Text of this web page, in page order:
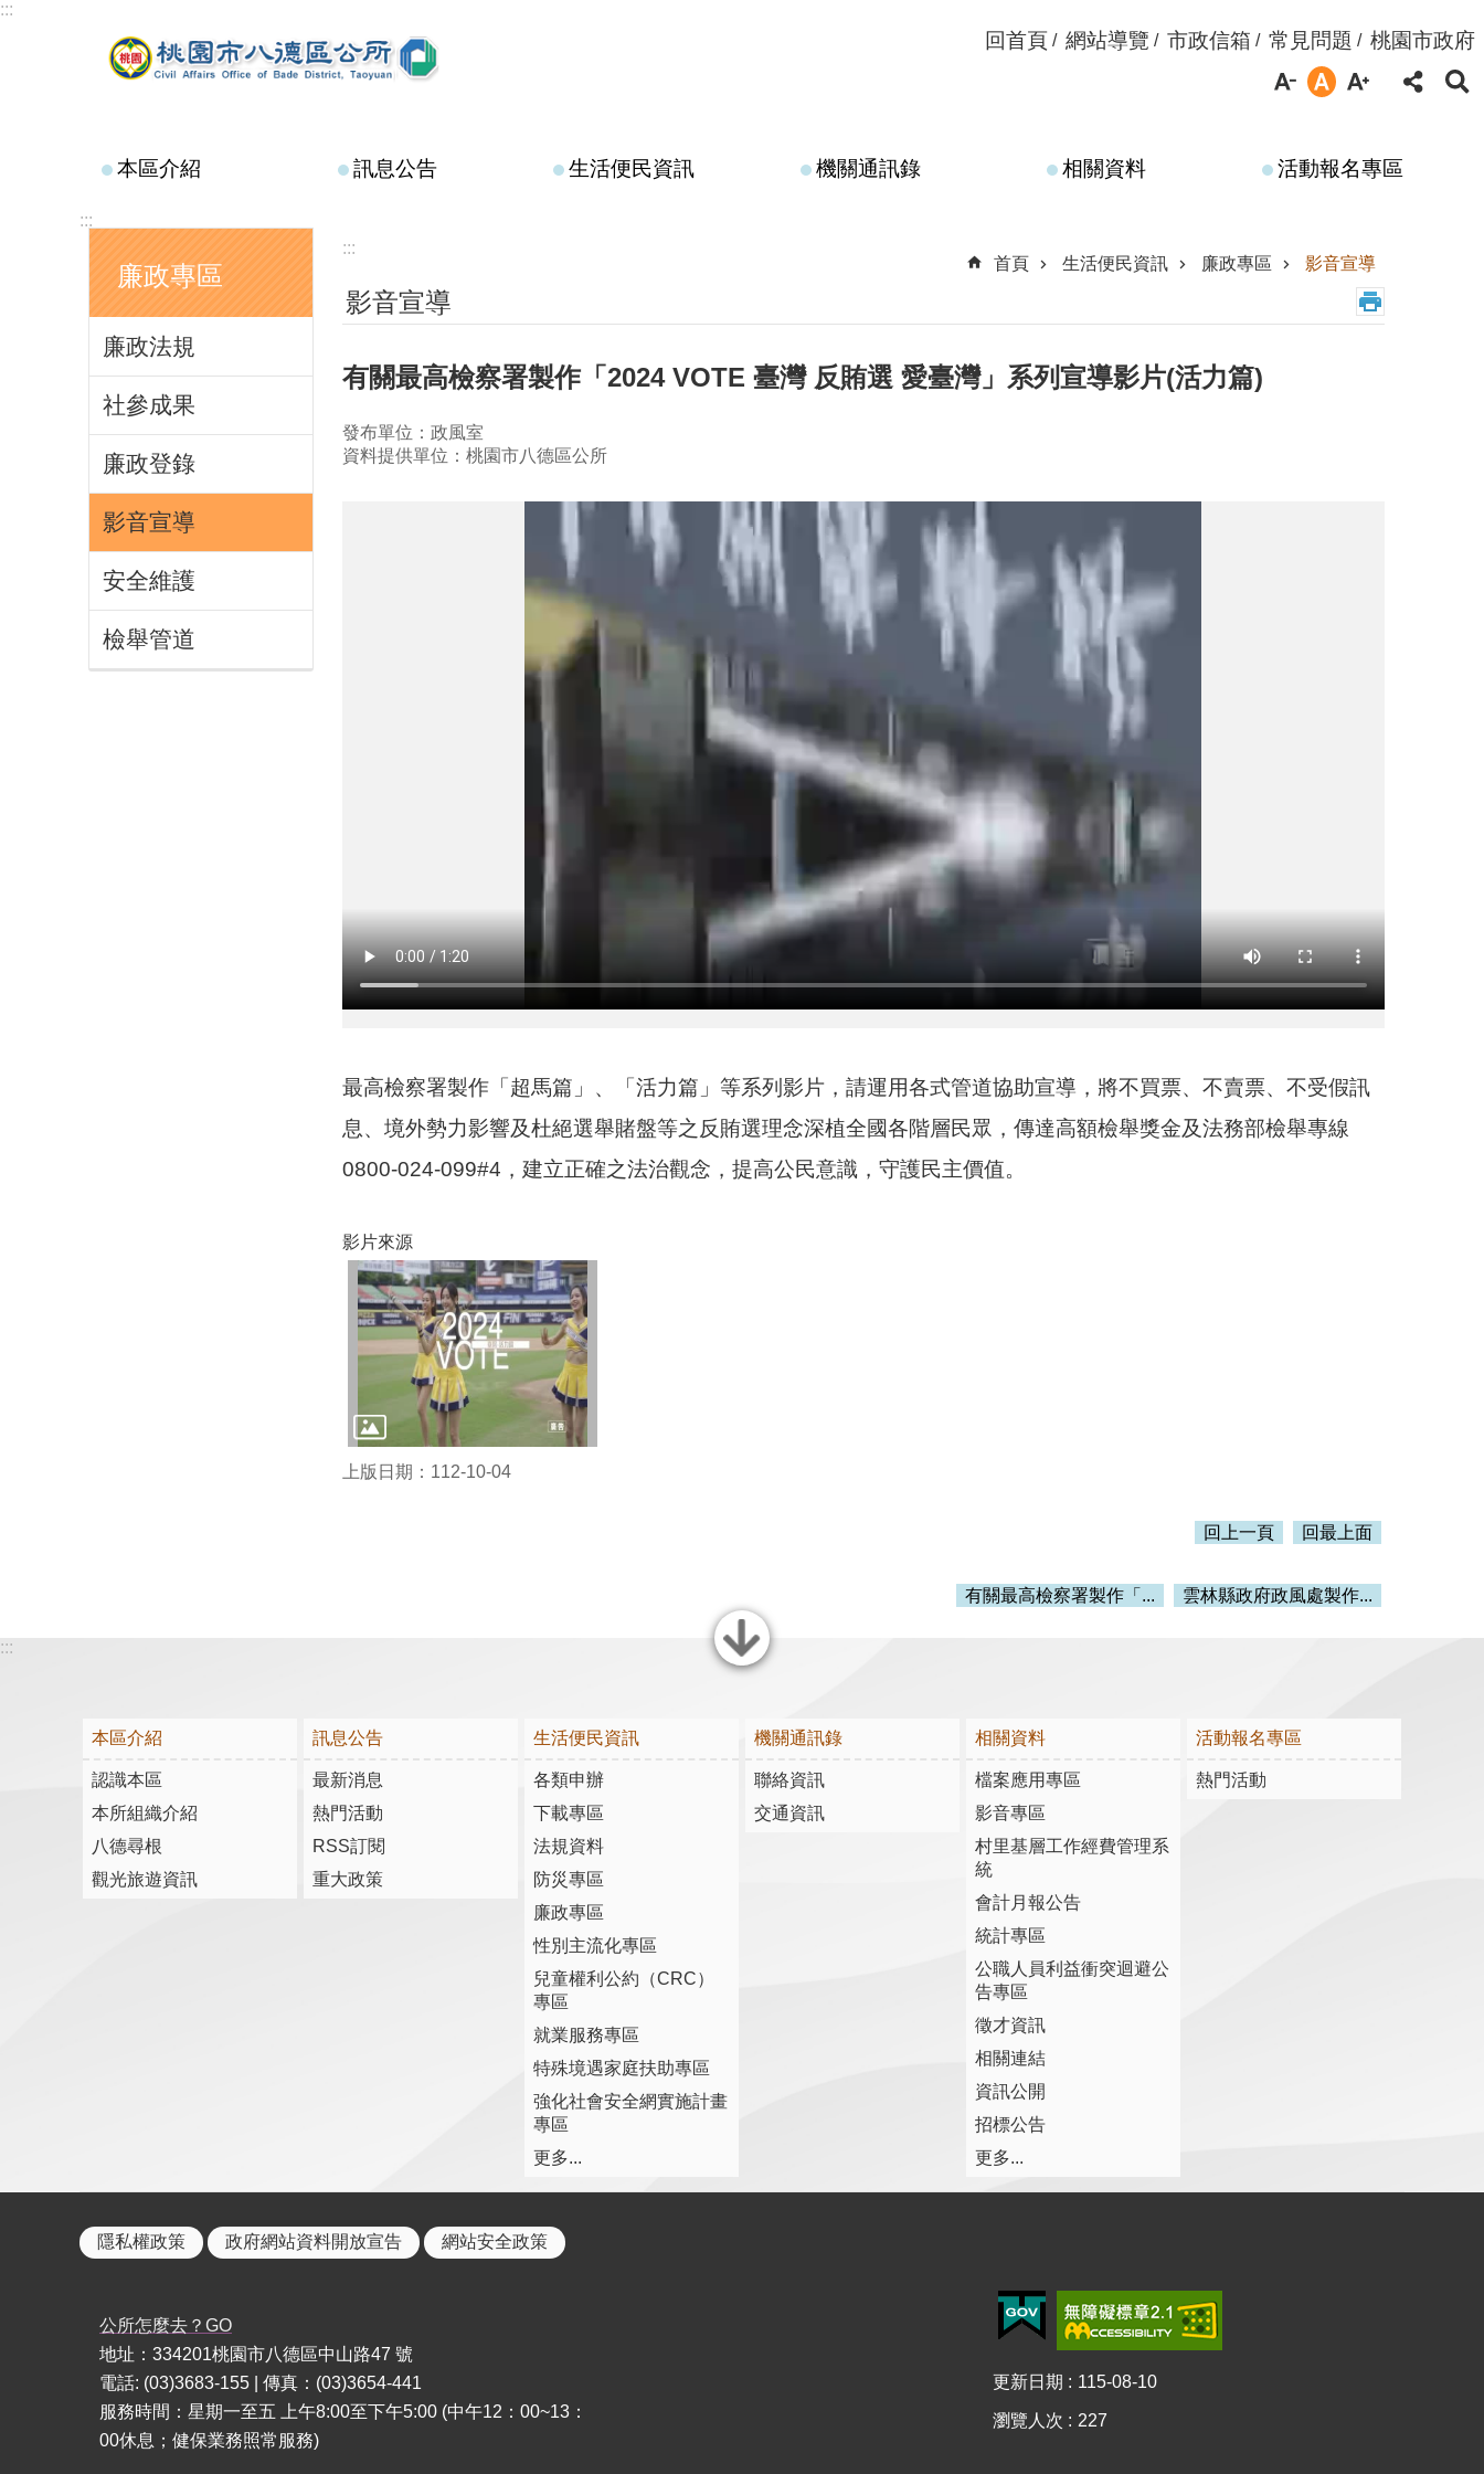
跳到主要內容區塊
:::
回首頁 網站導覽 市政信箱 常見問題 桃園市政府
本區介紹 訊息公告 生活便民資訊 機關通訊錄 相關資料 活動報名專區
:::
廉政專區
廉政法規
社參成果
廉政登錄
影音宣導
安全維護
檢舉管道
:::
首頁
生活便民資訊 廉政專區 影音宣導
影音宣導
有關最高檢察署製作「2024 VOTE 臺灣 反賄選 愛臺灣」系列宣導影片(活力篇)
發布單位：政風室
資料提供單位：桃園市八德區公所
最高檢察署製作「超馬篇」、「活力篇」等系列影片，請運用各式管道協助宣導，將不買票、不賣票、不受假訊
息、境外勢力影響及杜絕選舉賭盤等之反賄選理念深植全國各階層民眾，傳達高額檢舉獎金及法務部檢舉專線
0800-024-099#4，建立正確之法治觀念，提高公民意識，守護民主價值。
影片來源
上版日期：112-10-04
回上一頁 回最上面
有關最高檢察署製作「... 雲林縣政府政風處製作...
關閉
:::
本區介紹
認識本區
本所組織介紹
八德尋根
觀光旅遊資訊
訊息公告
最新消息
熱門活動
RSS訂閱
重大政策
生活便民資訊
各類申辦
下載專區
法規資料
防災專區
廉政專區
性別主流化專區
兒童權利公約（CRC）
專區
就業服務專區
特殊境遇家庭扶助專區
強化社會安全網實施計畫
專區
更多...
機關通訊錄
聯絡資訊
交通資訊
相關資料
檔案應用專區
影音專區
村里基層工作經費管理系
統
會計月報公告
統計專區
公職人員利益衝突迴避公
告專區
徵才資訊
相關連結
資訊公開
招標公告
更多...
活動報名專區
熱門活動
隱私權政策 政府網站資料開放宣告 網站安全政策
公所怎麼去？GO
地址：334201桃園市八德區中山路47 號
電話: (03)3683-155 | 傳真：(03)3654-441
服務時間：星期一至五 上午8:00至下午5:00 (中午12：00~13：
00休息；健保業務照常服務)
更新日期 115-08-10
瀏覽人次 227